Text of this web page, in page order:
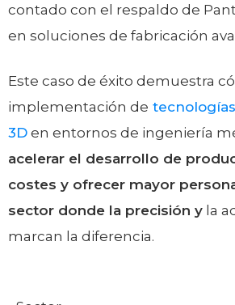
contado con el respaldo de
en soluciones de fabricación
Este caso de éxito demuestra
implementación de
3D en entornos de ingeniería
acelerar el desarrollo de
costes y ofrecer mayor
sector donde la precisión y la
marcan la diferencia.